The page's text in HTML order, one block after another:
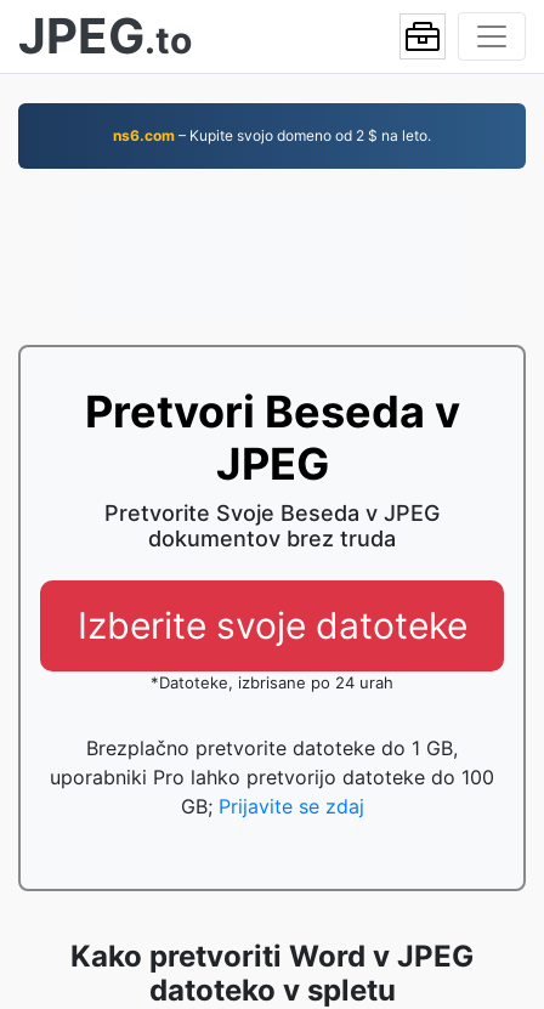
JPEG.to
ns6.com – Kupite svojo domeno od 2 $ na leto.
Pretvori Beseda v
JPEG
Pretvorite Svoje Beseda v JPEG
dokumentov brez truda
Izberite svoje datoteke
*Datoteke, izbrisane po 24 urah
Brezplačno pretvorite datoteke do 1 GB,
uporabniki Pro lahko pretvorijo datoteke do 100
GB; Prijavite se zdaj
Kako pretvoriti Word v JPEG
datoteko v spletu